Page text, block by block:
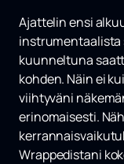
Ajattelin ensi
kuunneltuna
kohden. Näin ei
viihtyväni
erinomaisesti.
Wrappedistani